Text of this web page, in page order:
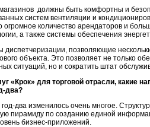
должны быть комфортны и
систем вентиляции и
количество арендаторов и
а также системы обеспечения
диспетчеризации, позволяющие
объекта. Это позволяет не только
ситуаций, но и сократить штат
«Крок» для торговой отрасли, какие
два?
два изменилось очень многое.
пирамиду по созданию единой
бизнес-приложений.